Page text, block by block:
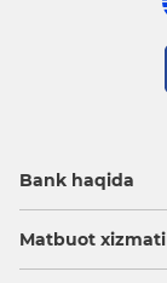
Bank haqida
Matbuot xizmati